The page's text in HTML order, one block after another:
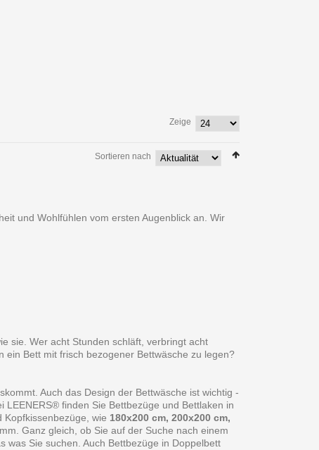
Zeige
Sortieren nach
und Wohlfühlen vom ersten Augenblick an. Wir
sie. Wer acht Stunden schläft, verbringt acht
ein Bett mit frisch bezogener Bettwäsche zu legen?
Auch das Design der Bettwäsche ist wichtig -
finden Sie Bettbezüge und Bettlaken in
wie 180x200 cm, 200x200 cm,
Ganz gleich, ob Sie auf der Suche nach einem
was Sie suchen. Auch Bettbezüge in Doppelbett